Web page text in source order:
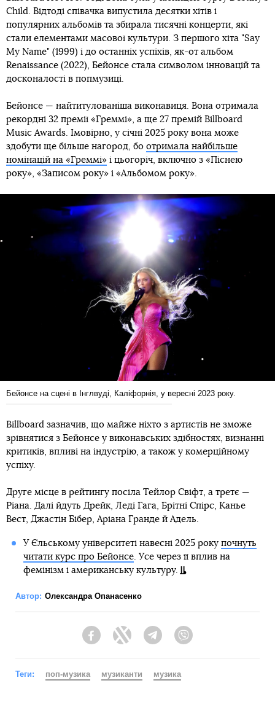
Child. Відтоді співачка випустила десятки хітів і
популярних альбомів та збирала тисячні концерти, які
стали елементами масової культури. З першого хіта "Say
My Name" (1999) і до останніх успіхів, як-от альбом
Renaissance (2022), Бейонсе стала символом інновацій та
досконалості в попмузиці.
Бейонсе — найтитулованіша виконавиця. Вона отримала
рекордні 32 премії «Греммі», а ще 27 премій Billboard
Music Awards. Імовірно, у січні 2025 року вона може
здобути ще більше нагород, бо отримала найбільше
номінацій на «Греммі» і цьогоріч, включно з «Піснею
року», «Записом року» і «Альбомом року».
Бейонсе на сцені в Інглвуді, Каліфорнія, у вересні 2023 року.
Billboard зазначив, що майже ніхто з артистів не зможе
зрівнятися з Бейонсе у виконавських здібностях, визнанні
критиків, впливі на індустрію, а також у комерційному
успіху.
Друге місце в рейтингу посіла Тейлор Свіфт, а третє —
Ріана. Далі йдуть Дрейк, Леді Гага, Брітні Спірс, Канье
Вест, Джастін Бібер, Аріана Гранде й Адель.
У Єльському університеті навесні 2025 року почнуть
читати курс про Бейонсе. Усе через її вплив на
фемінізм і американську культуру.
Автор: Олександра Опанасенко
FacebookTwitter Telegram
Теги: поп-музика музиканти музика